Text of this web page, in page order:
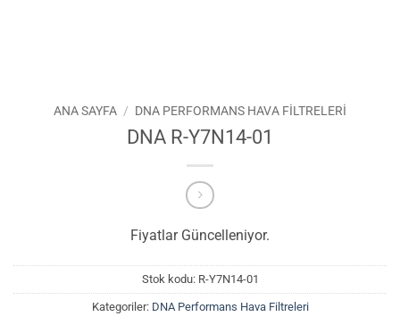
ANA SAYFA / DNA PERFORMANS HAVA FILTRELERI
DNA R-Y7N14-01
Fiyatlar Güncelleniyor.
Stok kodu: R-Y7N14-01
Kategoriler: DNA Performans Hava Filtreleri